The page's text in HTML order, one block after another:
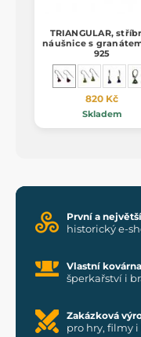
TRIANGULAR,
náušnice s
925
820 Kč
Skladem
První a největší
historický e-
Vlastní kovárna
šperkařství i
Zakázková
pro hry, filmy